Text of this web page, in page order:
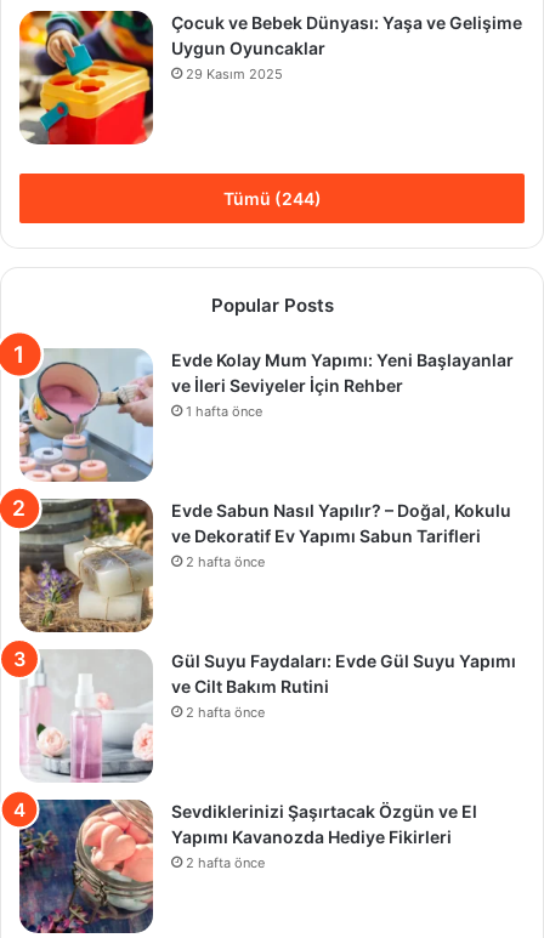
Çocuk ve Bebek Dünyası: Yaşa ve Gelişime
Uygun Oyuncaklar
29 Kasım 2025
Tümü (244)
Popular Posts
Evde Kolay Mum Yapımı: Yeni Başlayanlar
ve İleri Seviyeler İçin Rehber
1 hafta önce
Evde Sabun Nasıl Yapılır? – Doğal, Kokulu
ve Dekoratif Ev Yapımı Sabun Tarifleri
2 hafta önce
Gül Suyu Faydaları: Evde Gül Suyu Yapımı
ve Cilt Bakım Rutini
2 hafta önce
Sevdiklerinizi Şaşırtacak Özgün ve El
Yapımı Kavanozda Hediye Fikirleri
2 hafta önce